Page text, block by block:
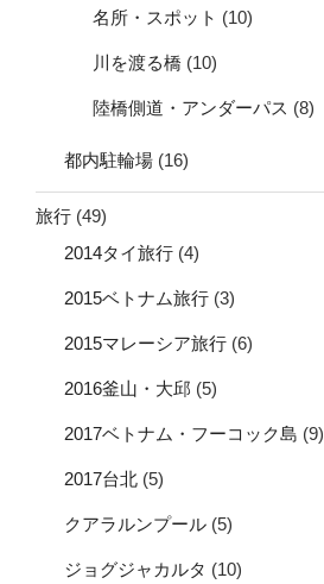
名所・スポット (10)
川を渡る橋 (10)
陸橋側道・アンダーパス (8)
都内駐輪場 (16)
旅行 (49)
2014タイ旅行 (4)
2015ベトナム旅行 (3)
2015マレーシア旅行 (6)
2016釜山・大邱 (5)
2017ベトナム・フーコック島 (9)
2017台北 (5)
クアラルンプール (5)
ジョグジャカルタ (10)